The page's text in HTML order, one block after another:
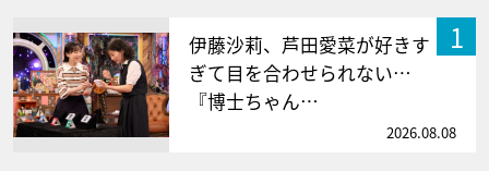
1
伊藤沙莉、芦田愛菜が好きす
ぎて目を合わせられない…
『博士ちゃん…
2026.08.08